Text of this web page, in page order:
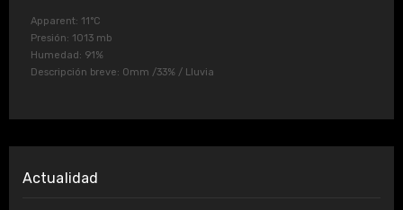
Apparent: 11°C
Presión: 1013 mb
Humedad: 91%
Descripción breve: 0mm /33% / Lluvia
Actualidad